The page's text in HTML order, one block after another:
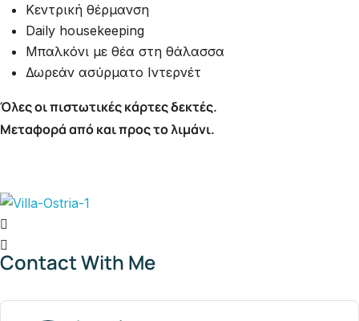
Κεντρική θέρμανση
Daily housekeeping
Μπαλκόνι με θέα στη θάλασσα
Δωρεάν ασύρματο Ιντερνέτ
Όλες οι πιστωτικές κάρτες δεκτές.
Μεταφορά από και προς το λιμάνι.
Contact With Me